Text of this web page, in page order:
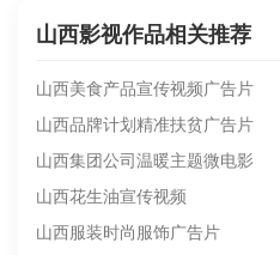
山西影视作品相关推荐
山西美食产品宣传视频广告片
山西品牌计划精准扶贫广告片
山西集团公司温暖主题微电影
山西花生油宣传视频
山西服装时尚服饰广告片